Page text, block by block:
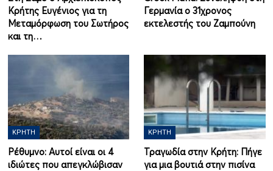
Κρήτης Ευγένιος για τη
Μεταμόρφωση του Σωτήρος
και τη…
Γερμανία ο 31χρονος
εκτελεστής του Ζαμπούνη
ΚΡΉΤΗ
Ρέθυμνο: Αυτοί είναι οι 4
ιδιώτες που απεγκλώβισαν
ΚΡΉΤΗ
Τραγωδία στην Κρήτη: Πήγε
για μια βουτιά στην πισίνα